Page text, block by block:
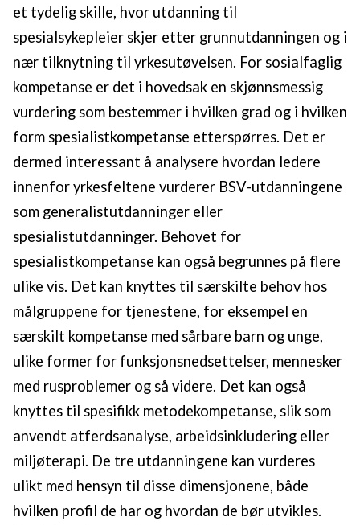
et tydelig skille, hvor utdanning til
spesialsykepleier skjer etter grunnutdanningen og i
nær tilknytning til yrkesutøvelsen. For sosialfaglig
kompetanse er det i hovedsak en skjønnsmessig
vurdering som bestemmer i hvilken grad og i hvilken
form spesialistkompetanse etterspørres. Det er
dermed interessant å analysere hvordan ledere
innenfor yrkesfeltene vurderer BSV-utdanningene
som generalistutdanninger eller
spesialistutdanninger. Behovet for
spesialistkompetanse kan også begrunnes på flere
ulike vis. Det kan knyttes til særskilte behov hos
målgruppene for tjenestene, for eksempel en
særskilt kompetanse med sårbare barn og unge,
ulike former for funksjonsnedsettelser, mennesker
med rusproblemer og så videre. Det kan også
knyttes til spesifikk metodekompetanse, slik som
anvendt atferdsanalyse, arbeidsinkludering eller
miljøterapi. De tre utdanningene kan vurderes
ulikt med hensyn til disse dimensjonene, både
hvilken profil de har og hvordan de bør utvikles.